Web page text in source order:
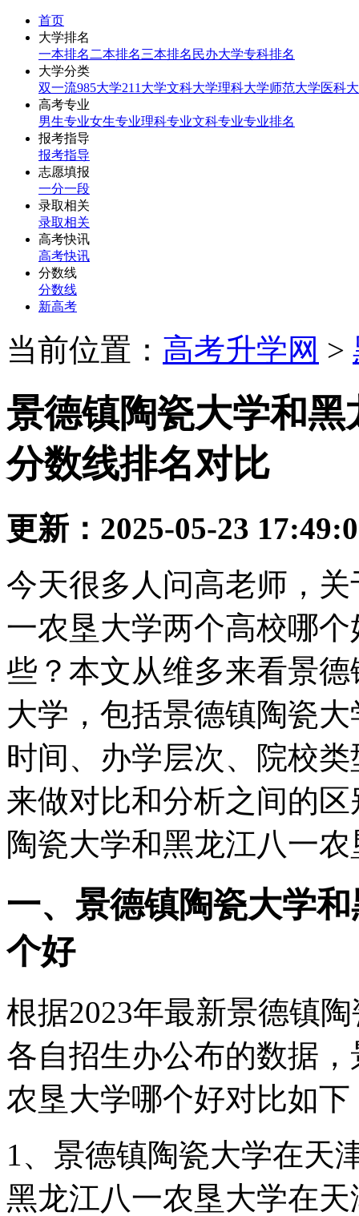
首页
大学排名
一本排名 二本排名三本排名 民办大学专科排名
大学分类
双一流985大学211大学文科大学理科大学师范大学医科
高考专业
男生专业女生专业理科专业文科专业专业排名
报考指导
报考指导
志愿填报
一分一段
录取相关
录取相关
高考快讯
高考快讯
分数线
分数线
新高考
当前位置： 高考升学网 >
景德镇陶瓷大学和
分数线排名对比
更新：2025-05-23
今天很多人问高老师，
一农垦大学两个高校哪
些？本文从维多来看景
大学，包括景德镇陶瓷
时间、办学层次、院校
来做对比和分析之间的
陶瓷大学和黑龙江八一
一、景德镇陶瓷大学
个好
根据2023年最新景德镇
各自招生办公布的数据
农垦大学哪个好对比如下
1、景德镇陶瓷大学在天
黑龙江八一农垦大学在